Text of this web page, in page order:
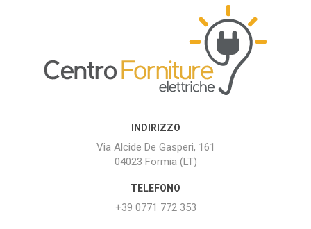
INDIRIZZO
Via Alcide De Gasperi, 161
04023 Formia (LT)
TELEFONO
+39 0771 772 353